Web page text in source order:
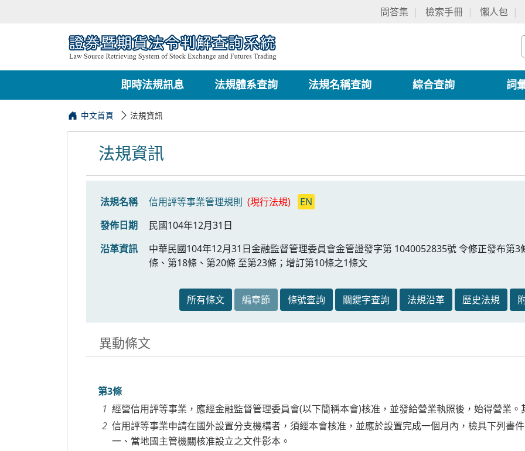
問答集 檢索手冊 懶人包
即時法規訊息 法規體系查詢 法規名稱查詢 綜合查詢 詞
中文首頁 法規資訊
法規資訊
法規名稱 信用評等事業管理規則 (現行法規)
EN
發佈日期
民國104年12月31日
沿革資訊
中華民國104年12月31日金融監督管理委員會金管證發字第 1040052835號 令修正發布第
條、第18條、第20條 至第23條；增訂第10條之1條文
所有條文 編章節 條號查詢 關鍵字查詢 法規沿革 歷史法規
異動條文
第3條
經營信用評等事業，應經金融監督管理委員會(以下簡稱本會)核准，並發給營業執照後，始得營業。
信用評等事業申請在國外設置分支機構者，須經本會核准，並應於設置完成一個月內，檢具下列書件
一、當地國主管機關核准設立之文件影本。